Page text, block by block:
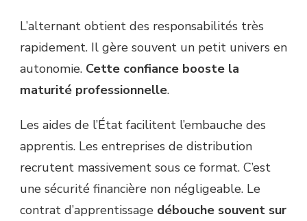
L’alternant obtient des responsabilités très
rapidement. Il gère souvent un petit univers en
autonomie. Cette confiance booste la
maturité professionnelle.
Les aides de l’État facilitent l’embauche des
apprentis. Les entreprises de distribution
recrutent massivement sous ce format. C’est
une sécurité financière non négligeable. Le
contrat d’apprentissage débouche souvent sur